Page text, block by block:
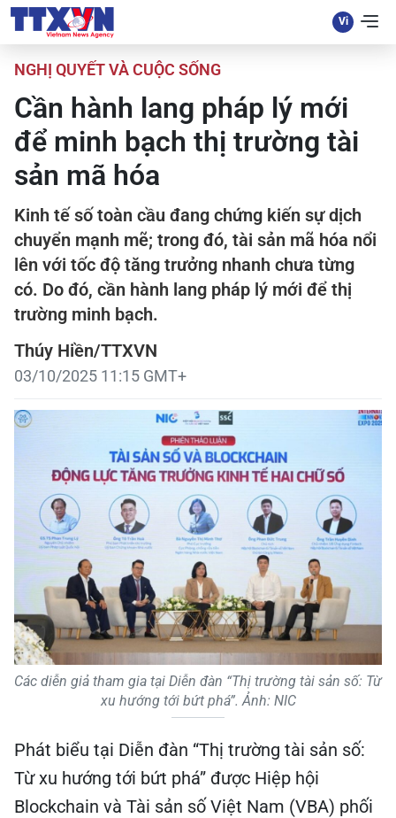
NGHỊ QUYẾT VÀ CUỘC SỐNG
Cần hành lang pháp lý mới
để minh bạch thị trường tài
sản mã hóa
Kinh tế số toàn cầu đang chứng kiến sự dịch
chuyển mạnh mẽ; trong đó, tài sản mã hóa nổi
lên với tốc độ tăng trưởng nhanh chưa từng
có. Do đó, cần hành lang pháp lý mới để thị
trường minh bạch.
Thúy Hiền/TTXVN
03/10/2025 11:15 GMT+
Các diễn giả tham gia tại Diễn đàn “Thị trường tài sản số: Từ
xu hướng tới bứt phá”. Ảnh: NIC
Phát biểu tại Diễn đàn “Thị trường tài sản số:
Từ xu hướng tới bứt phá” được Hiệp hội
Blockchain và Tài sản số Việt Nam (VBA) phối